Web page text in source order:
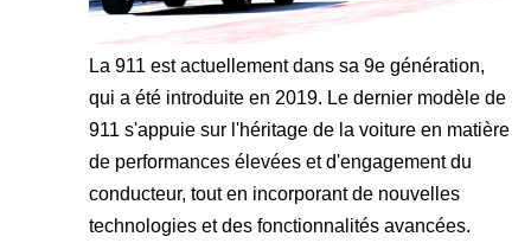
La 911 est actuellement dans sa 9e génération,
qui a été introduite en 2019. Le dernier modèle de
911 s'appuie sur l'héritage de la voiture en matière
de performances élevées et d'engagement du
conducteur, tout en incorporant de nouvelles
technologies et des fonctionnalités avancées.